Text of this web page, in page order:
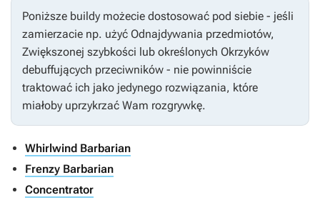
Poniższe buildy możecie dostosować pod siebie - jeśli
zamierzacie np. użyć Odnajdywania przedmiotów,
Zwiększonej szybkości lub określonych Okrzyków
debuffujących przeciwników - nie powinniście
traktować ich jako jedynego rozwiązania, które
miałoby uprzykrzać Wam rozgrywkę.
Whirlwind Barbarian
Frenzy Barbarian
Concentrator